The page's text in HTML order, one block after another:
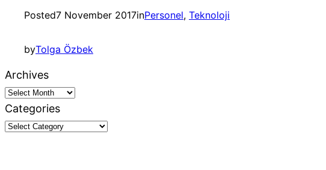
Posted7 November 2017inPersonel, Teknoloji
byTolga Özbek
Archives
Categories